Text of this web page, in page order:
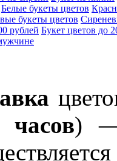
Белые букеты цветов
букеты цветов
рублей Букет цветов до
часов) —